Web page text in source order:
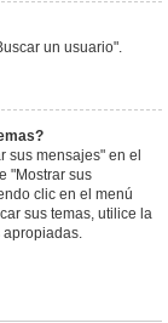
un usuario".
sus mensajes" en el
"Mostrar sus
clic en el menú
sus temas, utilice la
apropiadas.